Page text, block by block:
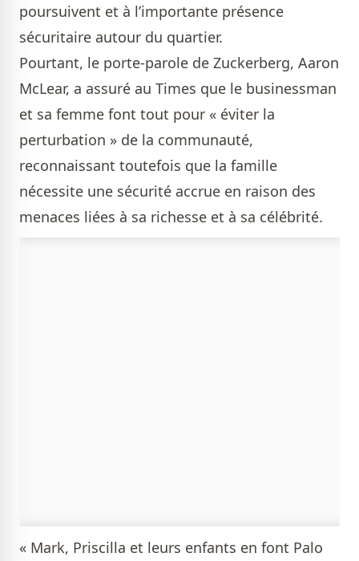
poursuivent et à l’importante présence
sécuritaire autour du quartier.
Pourtant, le porte-parole de Zuckerberg, Aaron
McLear, a assuré au Times que le businessman
et sa femme font tout pour « éviter la
perturbation » de la communauté,
reconnaissant toutefois que la famille
nécessite une sécurité accrue en raison des
menaces liées à sa richesse et à sa célébrité.
« Mark, Priscilla et leurs enfants en font Palo